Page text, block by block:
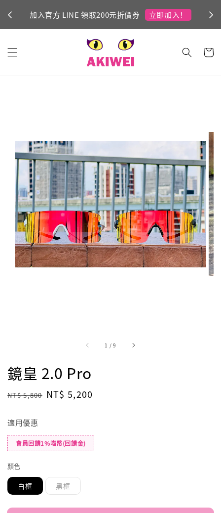
加入官方 LINE 領取200元折價券 立即加入！
1 /9
鏡皇 2.0 Pro
Regular
NT$ 5,800 Sale
NT$ 5,200
適用優惠
會員回饋1%喵幣(回饋金)
顏色
白框 黑框